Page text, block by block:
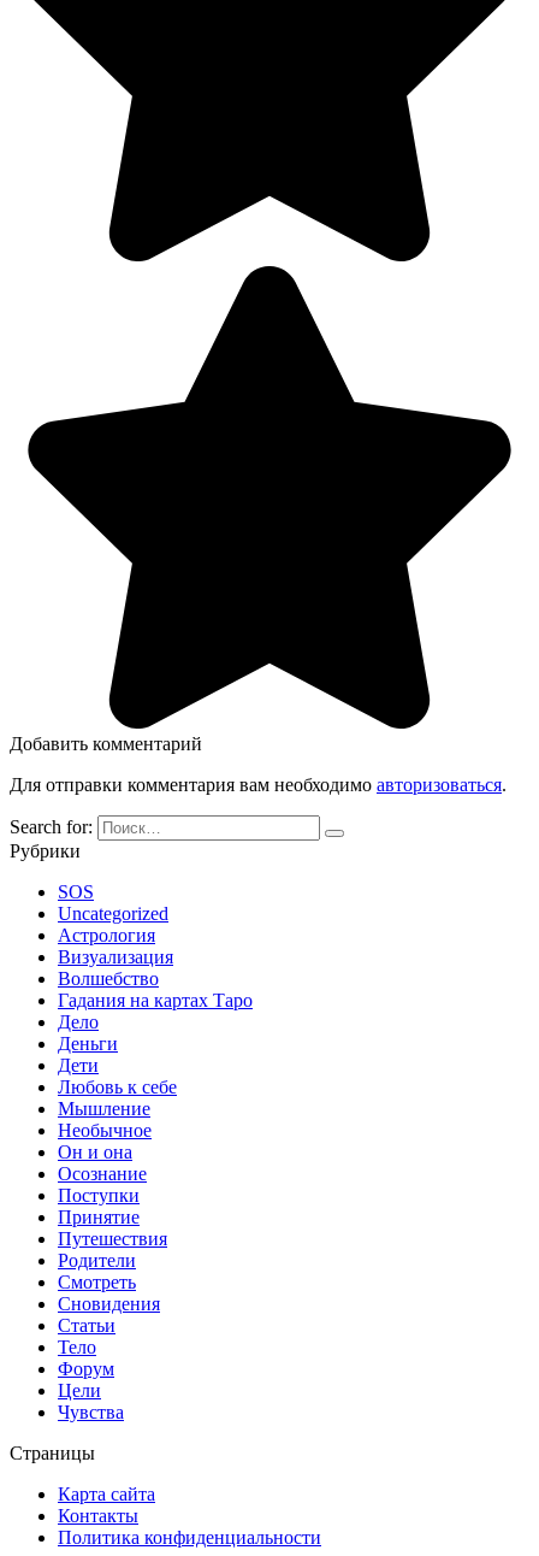
Добавить комментарий
Для отправки комментария вам необходимо авторизоваться.
Search for:
Рубрики
SOS
Uncategorized
Астрология
Визуализация
Волшебство
Гадания на картах Таро
Дело
Деньги
Дети
Любовь к себе
Мышление
Необычное
Он и она
Осознание
Поступки
Принятие
Путешествия
Родители
Смотреть
Сновидения
Статьи
Тело
Форум
Цели
Чувства
Страницы
Карта сайта
Контакты
Политика конфиденциальности